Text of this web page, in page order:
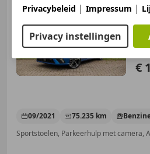
€
09/2021 75.235 km
Privacybeleid | Impressum |
Privacy instellingen